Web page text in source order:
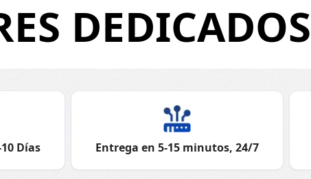
Días Entrega en 5-15 minutos, 24/7